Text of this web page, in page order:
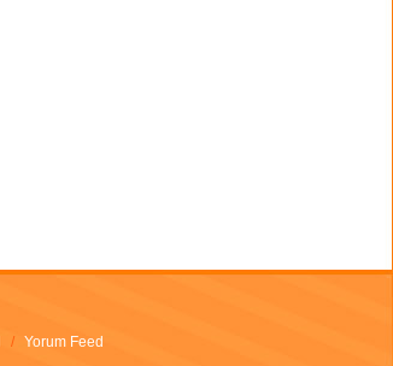
/ Yorum Feed